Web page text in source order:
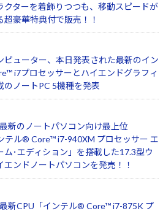
クターを着飾りつつも、移動スピードが
超豪華特典付で販売！！
ピューター、本日発表された最新のイン
i7プロセッサーとハイエンドグラフィ
のノートPC 5機種を発表
新のノートパソコン向け最上位
テル® Core™ i7-940XM プロセッサー エ
ム･エディション」を搭載した17.3型ウ
エンドノートパソコンを発売！！
新CPU「インテル® Core™ i7-875K プ